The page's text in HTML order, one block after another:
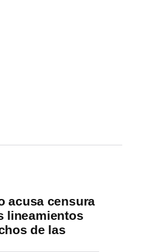
acusa censura
lineamientos
de las